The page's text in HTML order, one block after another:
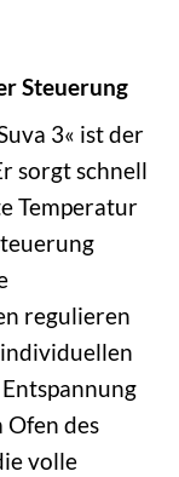
Steuerung
3« ist der
sorgt schnell
Temperatur
regulieren
des
volle